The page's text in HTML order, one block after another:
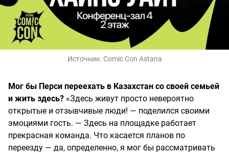
Источник: Comic Con Astana
Мог бы Перси переехать в Казахстан со своей семьей
и жить здесь? «Здесь живут просто невероятно
открытые и отзывчивые люди! — поделился своими
эмоциями гость. — Здесь на площадке работает
прекрасная команда. Что касается планов по
переезду — да, определенно, я мог бы рассматривать